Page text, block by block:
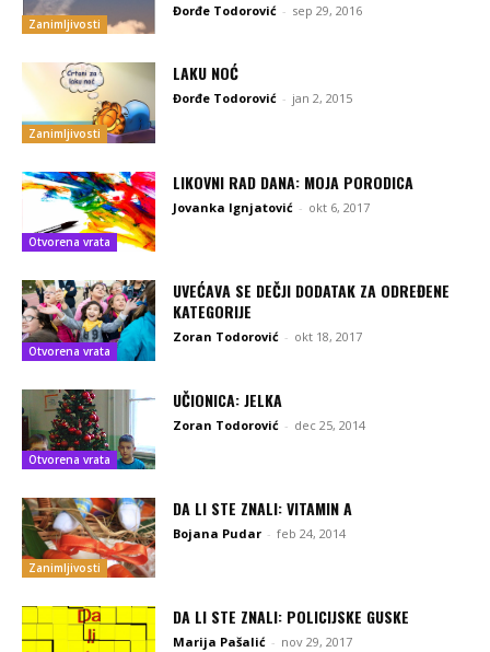
Zanimljivosti
Đorđe Todorović - sep 29, 2016
Zanimljivosti
LAKU NOĆ
Đorđe Todorović - jan 2, 2015
Otvorena vrata
LIKOVNI RAD DANA: MOJA PORODICA
Jovanka Ignjatović - okt 6, 2017
Otvorena vrata
UVEĆAVA SE DEČJI DODATAK ZA ODREĐENE
KATEGORIJE
Zoran Todorović - okt 18, 2017
Otvorena vrata
UČIONICA: JELKA
Zoran Todorović - dec 25, 2014
Zanimljivosti
DA LI STE ZNALI: VITAMIN A
Bojana Pudar - feb 24, 2014
DA LI STE ZNALI: POLICIJSKE GUSKE
Marija Pašalić - nov 29, 2017